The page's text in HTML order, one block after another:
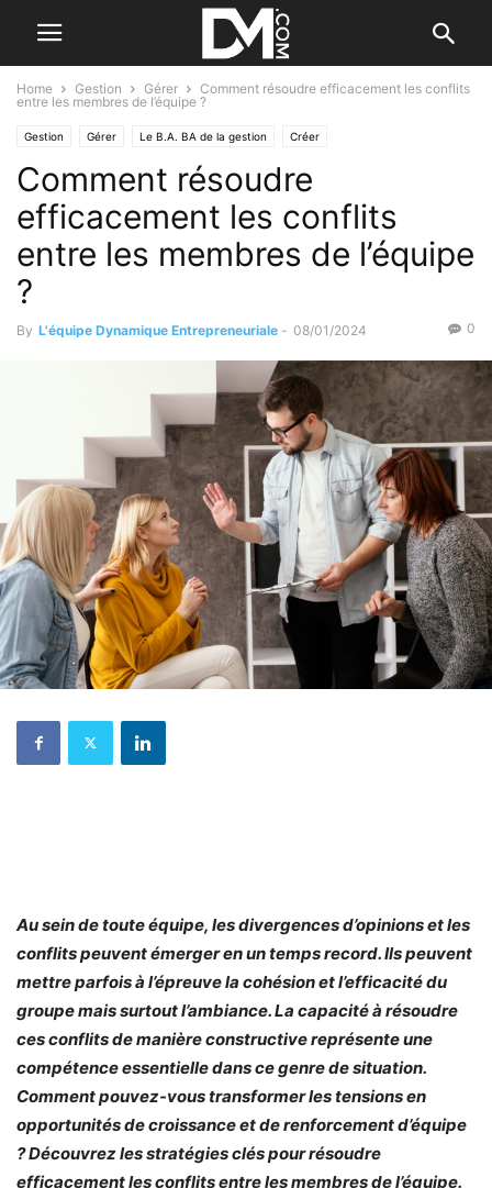
Home Gestion Gérer
Comment résoudre efficacement les conflits
entre les membres de l’équipe ?
Gestion Gérer Le B.A. BA de la gestion Créer
Le B.A. BA de la stratégie Management Le B.A. BA des RH
Les difficultés
Comment résoudre
efficacement les conflits
entre les membres de l’équipe
?
By L'équipe Dynamique Entrepreneuriale - 08/01/2024 0
Au sein de toute équipe, les divergences d’opinions et les
conflits peuvent émerger en un temps record. Ils peuvent
mettre parfois à l’épreuve la cohésion et l’efficacité du
groupe mais surtout l’ambiance. La capacité à résoudre
ces conflits de manière constructive représente une
compétence essentielle dans ce genre de situation.
Comment pouvez-vous transformer les tensions en
opportunités de croissance et de renforcement d’équipe
? Découvrez les stratégies clés pour résoudre
efficacement les conflits entre les membres de l’équipe.